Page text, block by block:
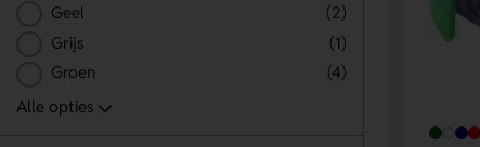
Geel
(2)
Grijs
(1)
Groen
(4)